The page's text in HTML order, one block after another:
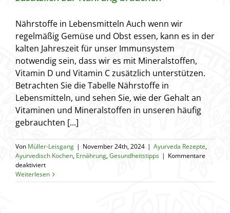
Nährstoffe in Lebensmitteln Auch wenn wir
regelmäßig Gemüse und Obst essen, kann es in der
kalten Jahreszeit für unser Immunsystem
notwendig sein, dass wir es mit Mineralstoffen,
Vitamin D und Vitamin C zusätzlich unterstützen.
Betrachten Sie die Tabelle Nährstoffe in
Lebensmitteln, und sehen Sie, wie der Gehalt an
Vitaminen und Mineralstoffen in unseren häufig
gebrauchten [...]
Von Müller-Leisgang | November 24th, 2024 | Ayurveda Rezepte,
Ayurvedisch Kochen, Ernährung,Gesundheitstipps | Kommentare
deaktiviertfür
Warum
wir
Weiterlesen